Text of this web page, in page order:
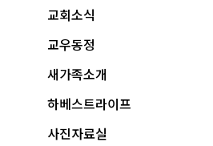
교회소식
교우동정
새가족소개
하베스트라이프
사진자료실